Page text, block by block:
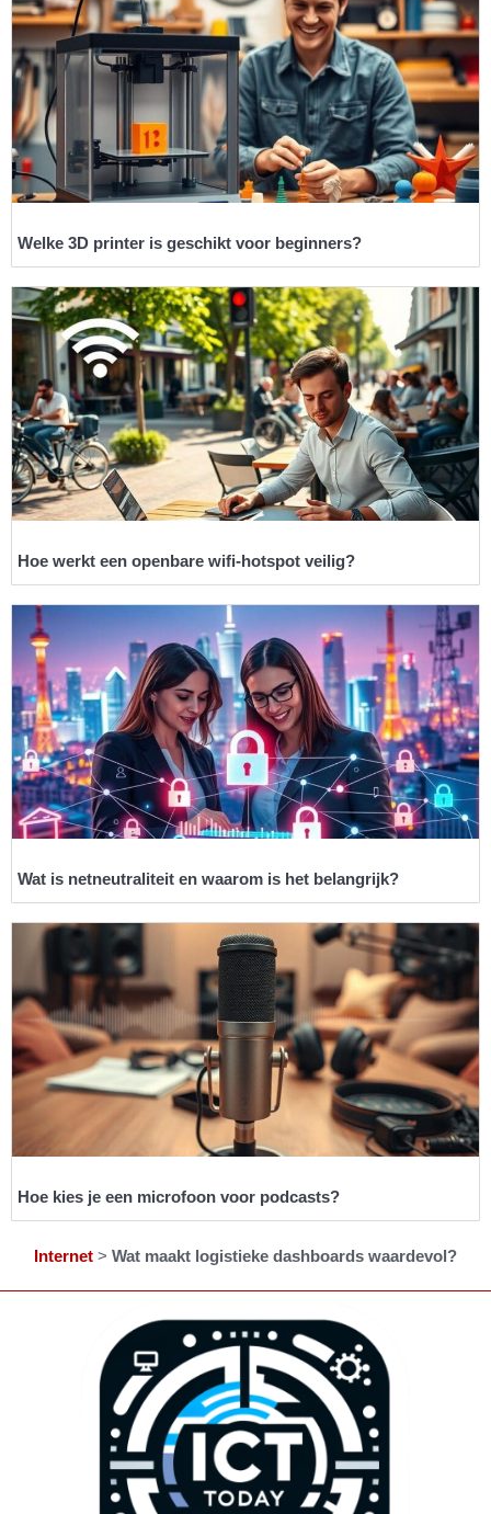
Welke 3D printer is geschikt voor beginners?
Hoe werkt een openbare wifi-hotspot veilig?
Wat is netneutraliteit en waarom is het belangrijk?
Hoe kies je een microfoon voor podcasts?
Internet > Wat maakt logistieke dashboards waardevol?